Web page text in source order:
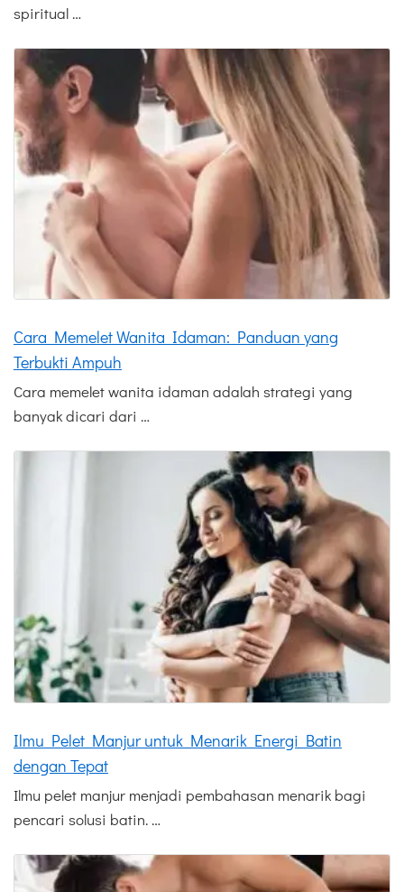
spiritual …
Cara Memelet Wanita Idaman: Panduan yang
Terbukti Ampuh
Cara memelet wanita idaman adalah strategi yang
banyak dicari dari …
Ilmu Pelet Manjur untuk Menarik Energi Batin
dengan Tepat
Ilmu pelet manjur menjadi pembahasan menarik bagi
pencari solusi batin. …